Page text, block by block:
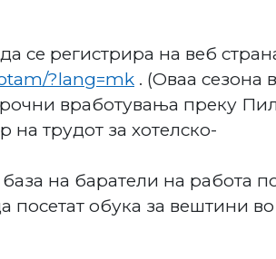
се регистрира на веб
?lang=mk . (Оваа сезона
вработувања преку
на трудот за хотелско-
на баратели на работа
посетат обука за вештини во